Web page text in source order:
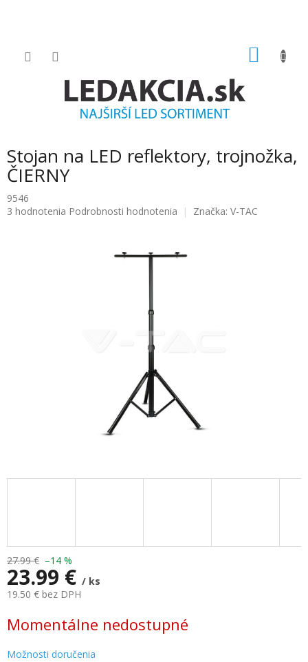
Stojan na LED reflektory, trojnožka,
ČIERNY
9546
Priemerné
3 hodnotenia Podrobnosti hodnotenia Značka: V-TAC
27.99 € –14 %
23.99 € / ks
19.50 € bez DPH
cena:
Momentálne nedostupné
Možnosti doručenia